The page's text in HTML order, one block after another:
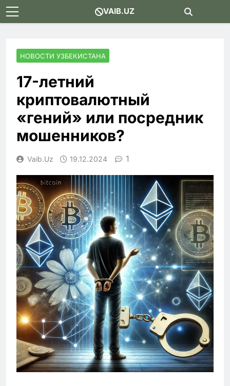
Skip
to
VAIB.UZ
НОВОСТИ УЗБЕКИСТАНА
17-летний
криптовалютный
«гений» или посредник
мошенников?
Vaib.uz 19.12.2024 1